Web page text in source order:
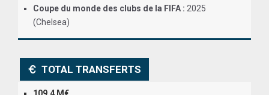
COUPE DE LA LIGUE
ESPAGNE
Coupe du monde des clubs de la FIFA : 2025
(Chelsea)
TOTAL TRANSFERTS